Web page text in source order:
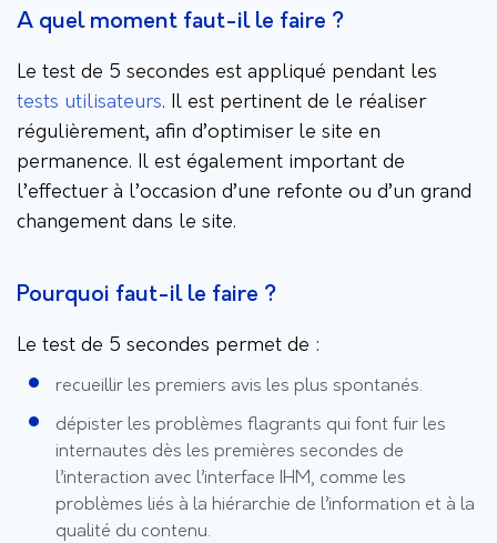
A quel moment faut-il le faire ?
Le test de 5 secondes est appliqué pendant les
tests utilisateurs. Il est pertinent de le réaliser
régulièrement, afin d’optimiser le site en
permanence. Il est également important de
l’effectuer à l’occasion d’une refonte ou d’un grand
changement dans le site.
Pourquoi faut-il le faire ?
Le test de 5 secondes permet de :
recueillir les premiers avis les plus spontanés.
dépister les problèmes flagrants qui font fuir les
internautes dès les premières secondes de
l’interaction avec l’interface IHM, comme les
problèmes liés à la hiérarchie de l’information et à la
qualité du contenu.